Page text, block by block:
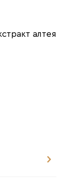
алтея